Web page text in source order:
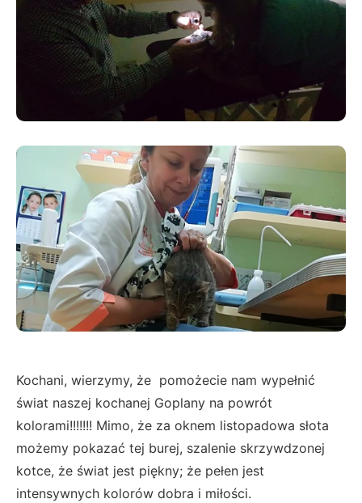
Kochani, wierzymy, że pomożecie nam wypełnić
świat naszej kochanej Goplany na powrót
kolorami!!!!!!! Mimo, że za oknem listopadowa słota
możemy pokazać tej burej, szalenie skrzywdzonej
kotce, że świat jest piękny; że pełen jest
intensywnych kolorów dobra i miłości.